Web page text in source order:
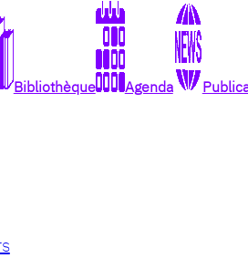
Bibliothèque Agenda